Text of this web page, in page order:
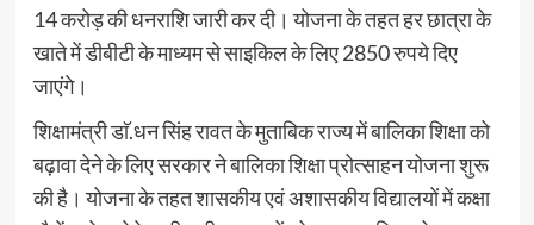
14 करोड़ की धनराशि जारी कर दी। योजना के तहत हर छात्रा के
खाते में डीबीटी के माध्यम से साइकिल के लिए 2850 रुपये दिए
जाएंगे।
शिक्षामंत्री डाॅ.धन सिंह रावत के मुताबिक राज्य में बालिका शिक्षा को
बढ़ावा देने के लिए सरकार ने बालिका शिक्षा प्रोत्साहन योजना शुरू
की है। योजना के तहत शासकीय एवं अशासकीय विद्यालयों में कक्षा